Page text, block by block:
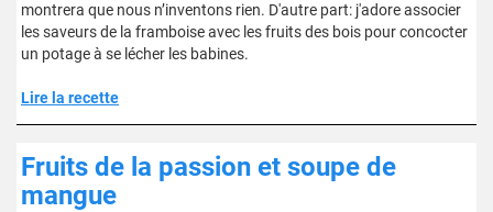
montrera que nous n’inventons rien. D'autre part: j'adore associer
les saveurs de la framboise avec les fruits des bois pour concocter
un potage à se lécher les babines.
Lire la recette
Fruits de la passion et soupe de
mangue